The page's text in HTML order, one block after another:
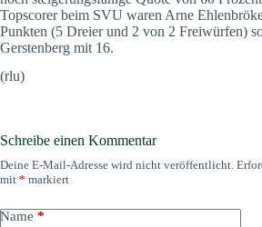
Topscorer beim SVU waren Arne
Punkten (5 Dreier und 2 von 2 Freiwürfen)
Gerstenberg mit 16.
(rlu)
Schreibe einen Kommentar
Deine E-Mail-Adresse wird nicht veröffentlicht.
mit * markiert
Name *